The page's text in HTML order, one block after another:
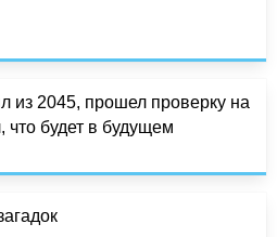
из 2045, прошел проверку на
что будет в будущем